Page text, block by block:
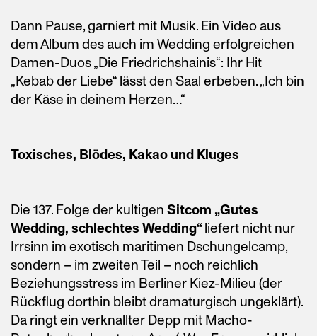
Dann Pause, garniert mit Musik. Ein Video aus
dem Album des auch im Wedding erfolgreichen
Damen-Duos „Die Friedrichshainis“: Ihr Hit
„Kebab der Liebe“ lässt den Saal erbeben. „Ich bin
der Käse in deinem Herzen…“
Toxisches, Blödes, Kakao und Kluges
Die 137. Folge der kultigenSitcom „Gutes
Wedding, schlechtes Wedding“liefert nicht nur
Irrsinn im exotisch maritimen Dschungelcamp,
sondern – im zweiten Teil – noch reichlich
Beziehungsstress im Berliner Kiez-Milieu (der
Rückflug dorthin bleibt dramaturgisch ungeklärt).
Da ringt ein verknallter Depp mit Macho-